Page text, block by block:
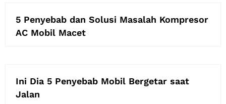
5 Penyebab dan Solusi Masalah Kompresor
AC Mobil Macet
Ini Dia 5 Penyebab Mobil Bergetar saat
Jalan